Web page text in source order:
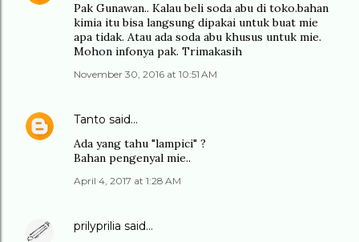
Pak Gunawan.. Kalau beli soda abu di toko.bahan
kimia itu bisa langsung dipakai untuk buat mie
apa tidak. Atau ada soda abu khusus untuk mie.
Mohon infonya pak. Trimakasih
November 30, 2016 at 10:51 AM
Tanto said…
Ada yang tahu "lampici" ?
Bahan pengenyal mie..
April 4, 2017 at 1:28 AM
prilyprilia said…